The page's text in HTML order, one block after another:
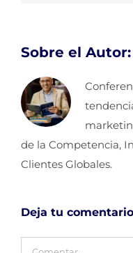
Sobre el Autor:
de la Competencia,
Clientes Globales.
Deja tu comentario
Comentar